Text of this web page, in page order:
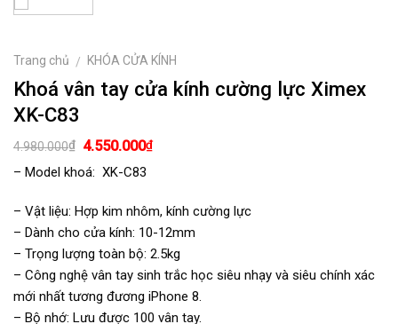
Trang chủ / KHÓA CỬA KÍNH
Khoá vân tay cửa kính cường lực Ximex
XK-C83
4.980.000₫ Giá
là:
4.550.000₫Giá
– Model khoá: XK-C83
– Vật liệu: Hợp kim nhôm, kính cường lực
– Dành cho cửa kính: 10-12mm
– Trọng lượng toàn bộ: 2.5kg
– Công nghệ vân tay sinh trắc học siêu nhạy và siêu chính xác
mới nhất tương đương iPhone 8.
– Bộ nhớ: Lưu được 100 vân tay.